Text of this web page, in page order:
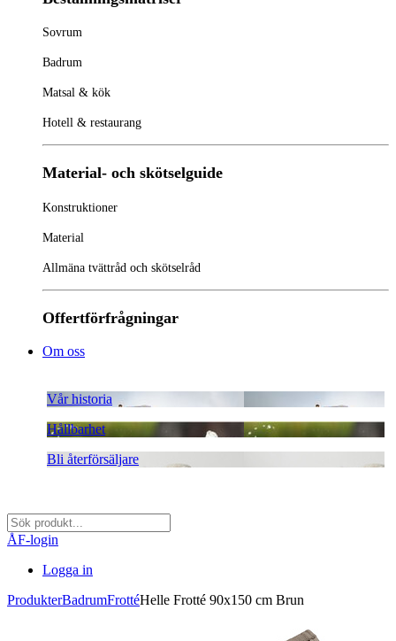
Sovrum
Badrum
Matsal & kök
Hotell & restaurang
Material- och skötselguide
Konstruktioner
Material
Allmäna tvättråd och skötselråd
Offertförfrågningar
Om oss
Vår historia
Hållbarhet
Bli återförsäljare
ÅF-login
Logga in
ProdukterBadrumFrottéHelle Frotté 90x150 cm Brun